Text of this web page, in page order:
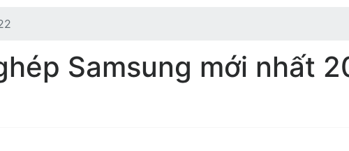
Samsung mới nhất